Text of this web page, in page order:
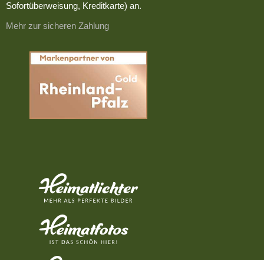
Sofortüberweisung, Kreditkarte) an.
Mehr zur sicheren Zahlung